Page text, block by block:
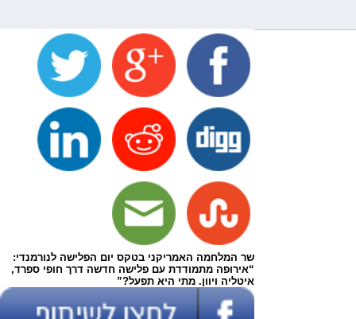
שר המלחמה האמריקני בטקס יום הפלישה לנורמנדי:
“אירופה מתמודדת עם פלישה חדשה דרך חופי ספרד,
איטליה ויוון. מתי היא תפעל?”